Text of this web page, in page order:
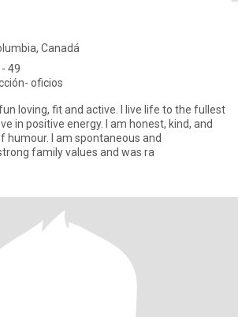
Canadá
49
oficios
and active. I live life to the fullest
in positive energy. I am honest, kind, and
humour. I am spontaneous and
family values and was ra